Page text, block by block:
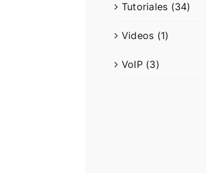
Tutoriales (34)
Videos (1)
VoIP (3)